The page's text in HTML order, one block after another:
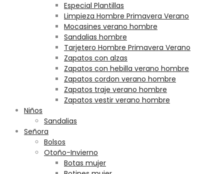
Especial Plantillas
Limpieza Hombre Primavera Verano
Mocasines verano hombre
Sandalias hombre
Tarjetero Hombre Primavera Verano
Zapatos con alzas
Zapatos con hebilla verano hombre
Zapatos cordon verano hombre
Zapatos traje verano hombre
Zapatos vestir verano hombre
Niños
Sandalias
Señora
Bolsos
Otoño-Invierno
Botas mujer